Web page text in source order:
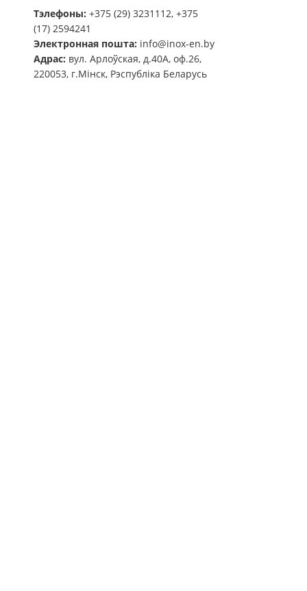
Тэлефоны: +375 (29) 3231112, +375
(17) 2594241
Электронная пошта: info@inox-en.by
Адрас: вул. Арлоўская, д.40А, оф.26,
220053, г.Мінск, Рэспубліка Беларусь